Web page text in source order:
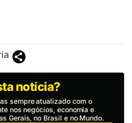
notícia?
sempre atualizado com o
nos negócios, economia e
Gerais, no Brasil e no Mundo.